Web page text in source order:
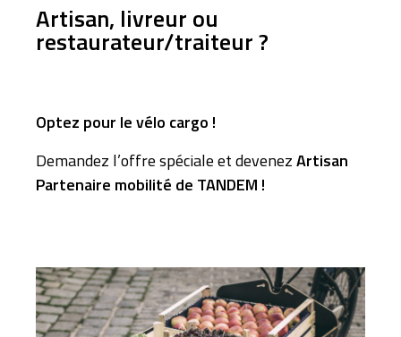
Artisan, livreur ou
restaurateur/traiteur ?
Optez pour le vélo cargo !
Demandez l’offre spéciale et devenezArtisan
Partenaire mobilité de TANDEM !